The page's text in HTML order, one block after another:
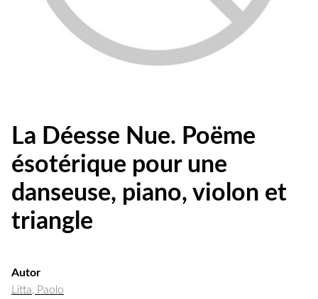
La Déesse Nue. Poëme
ésotérique pour une
danseuse, piano, violon et
triangle
Autor
Litta, Paolo